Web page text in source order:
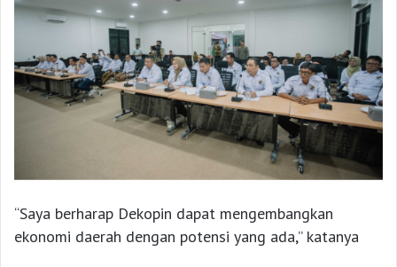
“Saya berharap Dekopin dapat mengembangkan
ekonomi daerah dengan potensi yang ada,” katanya